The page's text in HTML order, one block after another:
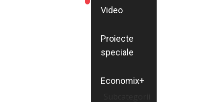
Video
Proiecte
speciale
Economix+